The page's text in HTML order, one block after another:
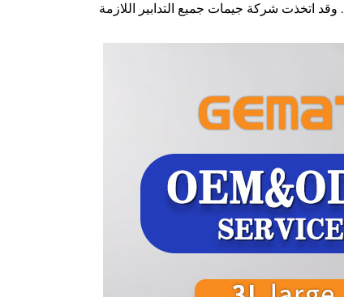
وقد اتخذت شركة جيمات جميع التدابير اللازمة